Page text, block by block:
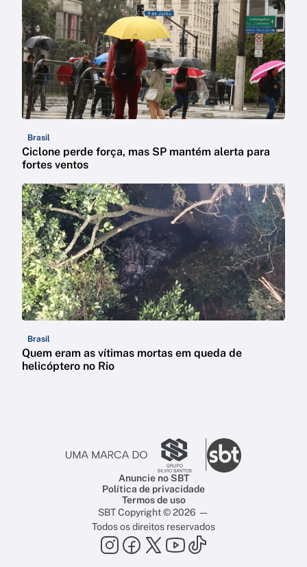
Brasil
Ciclone perde força, mas SP mantém alerta para
fortes ventos
Brasil
Quem eram as vítimas mortas em queda de
helicóptero no Rio
Anuncie no SBT
Política de privacidade
Termos de uso
SBT Copyright © 2026 —
Todos os direitos reservados